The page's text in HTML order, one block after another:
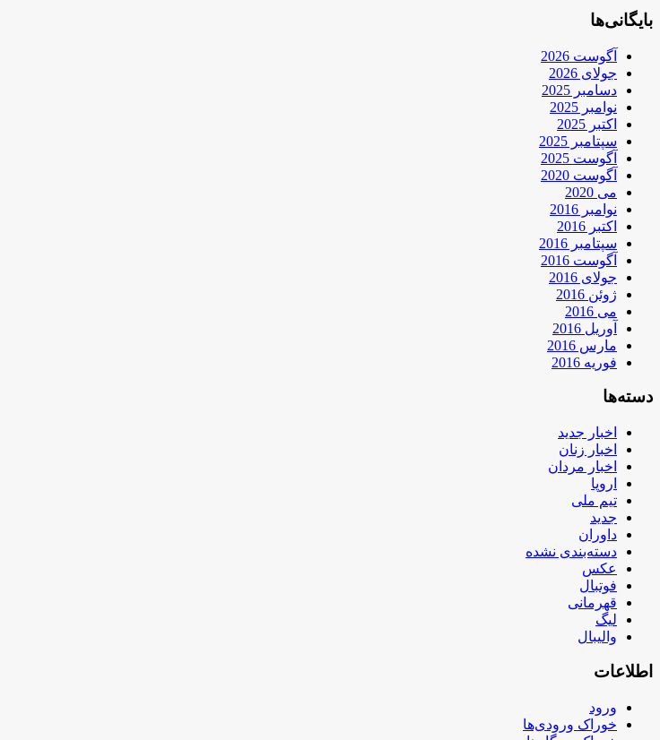
بایگانی‌ها
آگوست 2026
جولای 2026
دسامبر 2025
نوامبر 2025
اکتبر 2025
سپتامبر 2025
آگوست 2025
آگوست 2020
می 2020
نوامبر 2016
اکتبر 2016
سپتامبر 2016
آگوست 2016
جولای 2016
ژوئن 2016
می 2016
آوریل 2016
مارس 2016
فوریه 2016
دسته‌ها
اخبار جدید
اخبار زنان
اخبار مردان
اروپا
تیم ملی
جدید
داوران
دسته‌بندی نشده
عکس
فوتبال
قهرمانی
لیگ
والیبال
اطلاعات
ورود
خوراک ورودی‌ها